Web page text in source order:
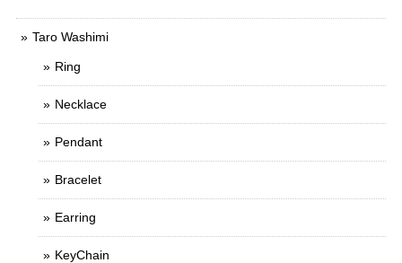
Taro Washimi
Ring
Necklace
Pendant
Bracelet
Earring
KeyChain